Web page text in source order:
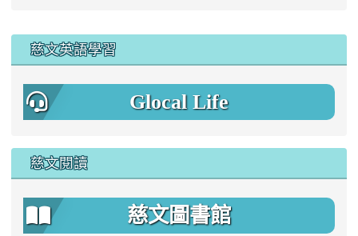
慈文英語學習
Glocal Life
慈文閱讀
慈文圖書館